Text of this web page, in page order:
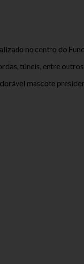
no centro do
túneis, entre
mascote